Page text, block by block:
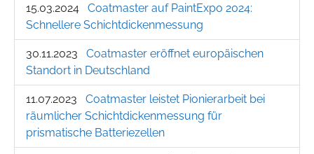
15.03.2024
Coatmaster auf PaintExpo 2024:
Schnellere Schichtdickenmessung
30.11.2023
Coatmaster eröffnet europäischen
Standort in Deutschland
11.07.2023
Coatmaster leistet Pionierarbeit bei
räumlicher Schichtdickenmessung für
prismatische Batteriezellen